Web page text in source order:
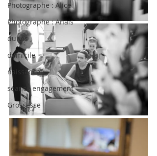
Photographe : Alice
Photographe : Anais
dunes
domicile
naissance
séance engagement
Grossesse